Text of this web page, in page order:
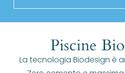
Piscine
La tecnologia Biodesign è